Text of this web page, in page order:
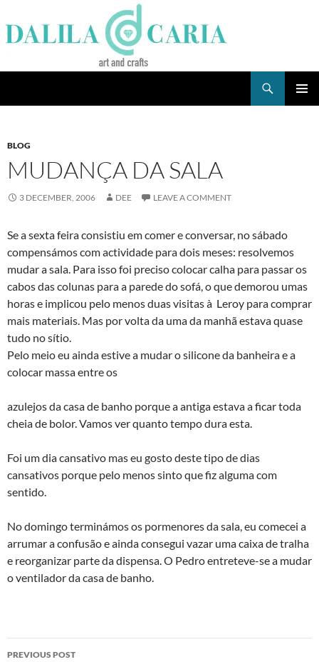
to
content
BLOG
MUDANÇA DA SALA
3 DECEMBER, 2006 DEE LEAVE A COMMENT
Se a sexta feira consistiu em comer e conversar, no sábado
compensámos com actividade para dois meses: resolvemos
mudar a sala. Para isso foi preciso colocar calha para passar os
cabos das colunas para a parede do sofá, o que demorou umas
horas e implicou pelo menos duas visitas à Leroy para comprar
mais materiais. Mas por volta da uma da manhã estava quase
tudo no sí­tio.
Pelo meio eu ainda estive a mudar o silicone da banheira e a
colocar massa entre os
azulejos da casa de banho porque a antiga estava a ficar toda
cheia de bolor. Vamos ver quanto tempo dura esta.
Foi um dia cansativo mas eu gosto deste tipo de dias
cansativos porque pelo menos sinto que fiz alguma com
sentido.
No domingo terminámos os pormenores da sala, eu comecei a
arrumar a confusão e ainda consegui vazar uma caixa de tralha
e reorganizar parte da dispensa. O Pedro entreteve-se a mudar
o ventilador da casa de banho.
Post
PREVIOUS POST